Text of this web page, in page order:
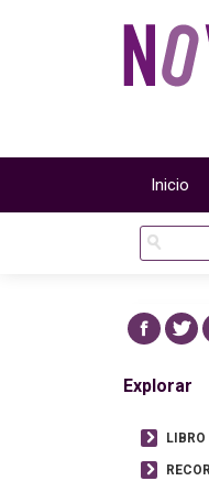
Inicio
Explorar